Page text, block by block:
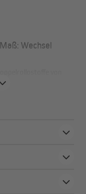
Wechsel
neuen Look, ohne
Verschieben
nach Wunsch